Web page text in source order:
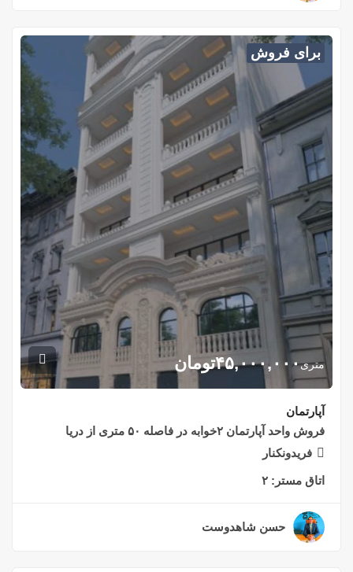
برای فروش
متری۴۵,۰۰۰,۰۰۰تومان
آپارتمان
فروش واحد آپارتمان ۲خوابه در فاصله ۵۰ متری از دریا
فریدونکنار
اتاق مستر: ۲
حسن شاهدوست